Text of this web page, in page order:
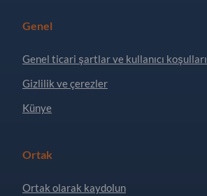
Genel
Genel ticari şartlar ve kullanıcı koşulları
Gizlilik ve çerezler
Künye
Ortak
Ortak olarak kaydolun